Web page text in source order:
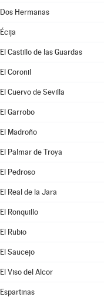
Dos Hermanas
Écija
El Castillo de las Guardas
El Coronil
El Cuervo de Sevilla
El Garrobo
El Madroño
El Palmar de Troya
El Pedroso
El Real de la Jara
El Ronquillo
El Rubio
El Saucejo
El Viso del Alcor
Espartinas